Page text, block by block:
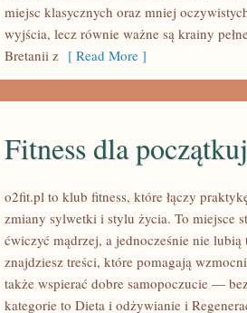
miejsc klasycznych oraz mniej
wyjścia, lecz równie ważne są krainy
Bretanii z [ Read More ]
Fitness dla
o2fit.pl to klub fitness, które łączy
zmiany sylwetki i stylu życia. To miejsce
ćwiczyć mądrzej, a jednocześnie nie
znajdziesz treści, które pomagają
także wspierać dobre samopoczucie —
kategorie to Dieta i odżywianie i